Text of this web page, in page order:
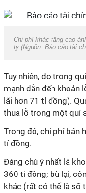
Chi phí khác tăng cao
ty (Nguồn: Báo cáo tài
Tuy nhiên, do trong
mạnh dẫn đến khoản
lãi hơn 71 tỉ đồng).
thua lỗ trong một quí
Trong đó, chi phí bán
tỉ đồng.
Đáng chú ý nhất là
360 tỉ đồng; bù lại,
khác (rất có thể là số